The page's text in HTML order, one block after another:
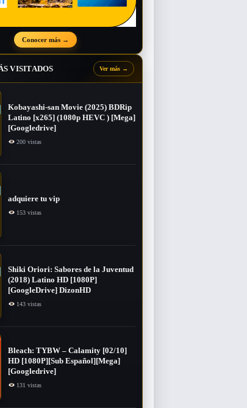
Conocer más →
VISITADOS Ver más →
Kobayashi-san Movie (2025) BDRip
Latino [x265] (1080p HEVC ) [Mega]
[Googledrive]
200 vistas
adquiere tu vip
153 vistas
Shiki Oriori: Sabores de la Juventud
(2018) Latino HD [1080P]
[GoogleDrive] DizonHD
143 vistas
Bleach: TYBW – Calamity [02/10]
HD [1080P][Sub Español][Mega]
[Googledrive]
131 vistas